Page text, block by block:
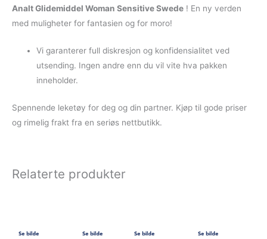
Analt Glidemiddel Woman Sensitive Swede ! En ny verden
med muligheter for fantasien og for moro!
Vi garanterer full diskresjon og konfidensialitet ved
utsending. Ingen andre enn du vil vite hva pakken
inneholder.
Spennende leketøy for deg og din partner. Kjøp til gode priser
og rimelig frakt fra en seriøs nettbutikk.
Relaterte produkter